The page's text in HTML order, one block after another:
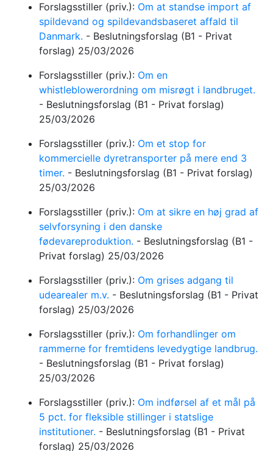
Forslagsstiller (priv.): Om at standse import af
spildevand og spildevandsbaseret affald til
Danmark. - Beslutningsforslag (B1 - Privat
forslag) 25/03/2026
Forslagsstiller (priv.): Om en
whistleblowerordning om misrøgt i landbruget.
- Beslutningsforslag (B1 - Privat forslag)
25/03/2026
Forslagsstiller (priv.): Om et stop for
kommercielle dyretransporter på mere end 3
timer. - Beslutningsforslag (B1 - Privat forslag)
25/03/2026
Forslagsstiller (priv.): Om at sikre en høj grad af
selvforsyning i den danske
fødevareproduktion. - Beslutningsforslag (B1 -
Privat forslag) 25/03/2026
Forslagsstiller (priv.): Om grises adgang til
udearealer m.v. - Beslutningsforslag (B1 - Privat
forslag) 25/03/2026
Forslagsstiller (priv.): Om forhandlinger om
rammerne for fremtidens levedygtige landbrug.
- Beslutningsforslag (B1 - Privat forslag)
25/03/2026
Forslagsstiller (priv.): Om indførsel af et mål på
5 pct. for fleksible stillinger i statslige
institutioner. - Beslutningsforslag (B1 - Privat
forslag) 25/03/2026